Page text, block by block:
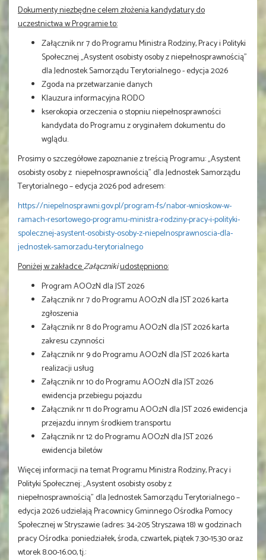
Dokumenty niezbędne celem złożenia kandydatury do
uczestnictwa w Programie to:
Załącznik nr 7 do Programu Ministra Rodziny, Pracy i Polityki
Społecznej „Asystent osobisty osoby z niepełnosprawnością”
dla Jednostek Samorządu Terytorialnego - edycja 2026
Zgoda na przetwarzanie danych
Klauzura informacyjna RODO
kserokopia orzeczenia o stopniu niepełnosprawności
kandydata do Programu z oryginałem dokumentu do
wglądu.
Prosimy o szczegółowe zapoznanie z treścią Programu: „Asystent
osobisty osoby z niepełnosprawnością” dla Jednostek Samorządu
Terytorialnego – edycja 2026 pod adresem:
https://niepelnosprawni.gov.pl/program-fs/nabor-wnioskow-w-
ramach-resortowego-programu-ministra-rodziny-pracy-i-polityki-
spolecznej-asystent-osobisty-osoby-z-niepelnosprawnoscia-dla-
jednostek-samorzadu-terytorialnego
Poniżej w zakładceZałącznikiudostępniono:
Program AOOzN dla JST 2026
Załącznik nr 7 do Programu AOOzN dla JST 2026 karta
zgłoszenia
Załącznik nr 8 do Programu AOOzN dla JST 2026 karta
zakresu czynności
Załącznik nr 9 do Programu AOOzN dla JST 2026 karta
realizacji usług
Załącznik nr 10 do Programu AOOzN dla JST 2026
ewidencja przebiegu pojazdu
Załącznik nr 11 do Programu AOOzN dla JST 2026 ewidencja
przejazdu innym środkiem transportu
Załącznik nr 12 do Programu AOOzN dla JST 2026
ewidencja biletów
Więcej informacji na temat Programu Ministra Rodziny, Pracy i
Polityki Społecznej: „Asystent osobisty osoby z
niepełnosprawnością” dla Jednostek Samorządu Terytorialnego –
edycja 2026 udzielają Pracownicy Gminnego Ośrodka Pomocy
Społecznej w Stryszawie (adres: 34-205 Stryszawa 18) w godzinach
pracy Ośrodka: poniedziałek, środa, czwartek, piątek 7.30-15.30 oraz
wtorek 8.00-16.00, tj.: